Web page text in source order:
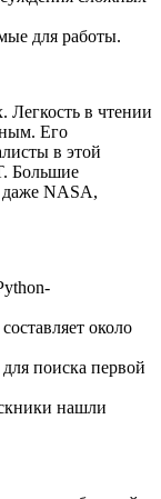
для работы.
в чтении
Его
в этой
Большие
даже NASA,
около
поиска первой
нашли